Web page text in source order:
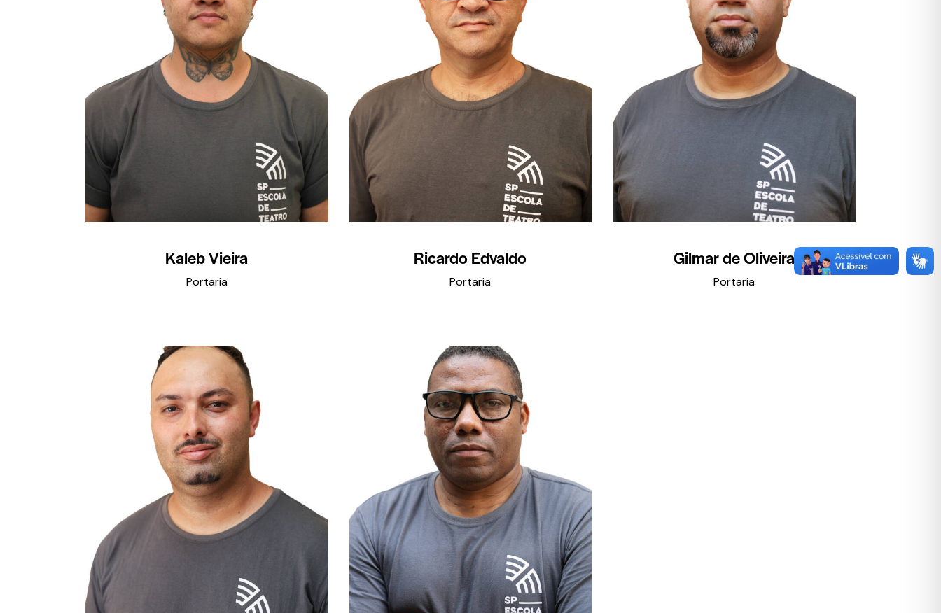
Kaleb Vieira
Portaria
Ricardo Edvaldo
Portaria
Gilmar de Oliveira
Portaria